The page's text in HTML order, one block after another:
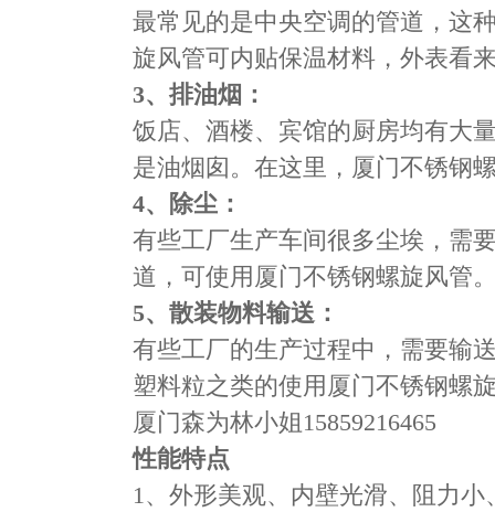
最常见的是中央空调的管道，这
旋风管可内贴保温材料，外表看
3、排油烟
饭店、酒楼、宾馆的厨房均有大
是油烟囱。在这里，​​厦门不锈钢
4、除尘：
有些工厂生产车间很多尘埃，需
道，可使用​​厦门不锈钢螺旋风管
5、散装物料输送：
有些工厂的生产过程中，需要输
塑料粒之类的使用​​厦门不锈钢螺
厦门森为林小姐15859216465
性能特点
1、外形美观、内壁光滑、阻力